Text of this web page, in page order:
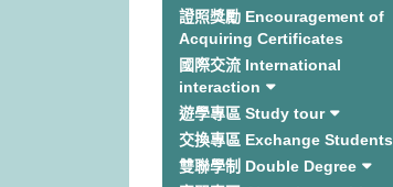
證照獎勵 Encouragement of
Acquiring Certificates
國際交流 International
interaction
遊學專區 Study tour
交換專區 Exchange Students
雙聯學制 Double Degree